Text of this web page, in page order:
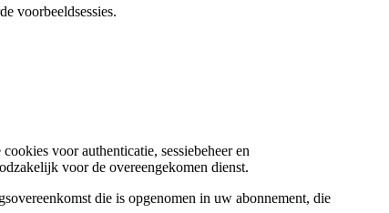
voorbeeldsessies.
voor authenticatie, sessiebeheer en
voor de overeengekomen dienst.
die is opgenomen in uw abonnement, die